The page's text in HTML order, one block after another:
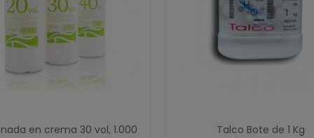
en crema 30 vol, 1.000
Talco Bote de 1 Kg